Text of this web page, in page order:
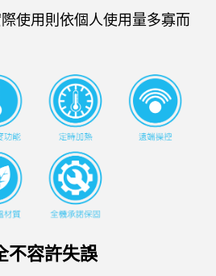
使用則依個人使用量多寡而
不容許失誤